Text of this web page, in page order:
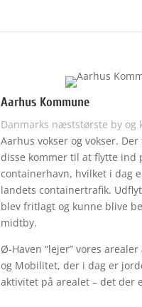
Aarhus Kommune
Danmarks næststørste by og
Aarhus vokser og vokser.
disse kommer til at flytte ind
containerhavn, hvilket i dag
landets containertrafik.
blev fritlagt og kunne blive
midtby.
Ø-Haven “lejer” vores
og Mobilitet, der i dag er
aktivitet på arealet – det der